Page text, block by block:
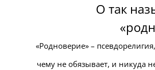
О так
«Родноверие» –
чему не обязывает, и никуда